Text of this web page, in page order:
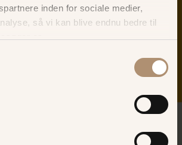
inden for sociale medier,
så vi kan blive endnu bedre til
SKER I DAG